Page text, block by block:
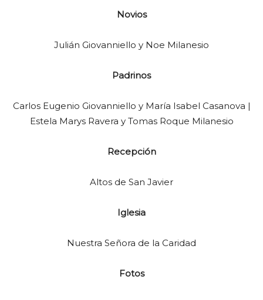
Novios
Julián Giovanniello y Noe Milanesio
Padrinos
Carlos Eugenio Giovanniello y María Isabel Casanova |
Estela Marys Ravera y Tomas Roque Milanesio
Recepción
Altos de San Javier
Iglesia
Nuestra Señora de la Caridad
Fotos